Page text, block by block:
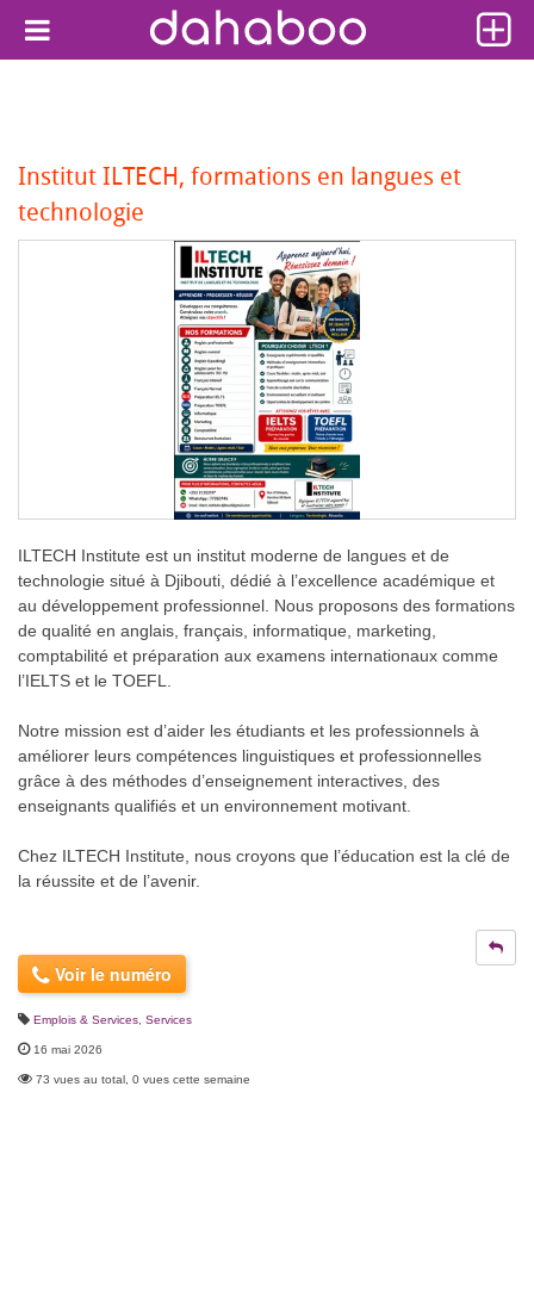
Institut ILTECH, formations en langues et
technologie
ILTECH Institute est un institut moderne de langues et de
technologie situé à Djibouti, dédié à l’excellence académique et
au développement professionnel. Nous proposons des formations
de qualité en anglais, français, informatique, marketing,
comptabilité et préparation aux examens internationaux comme
l’IELTS et le TOEFL.
Notre mission est d’aider les étudiants et les professionnels à
améliorer leurs compétences linguistiques et professionnelles
grâce à des méthodes d’enseignement interactives, des
enseignants qualifiés et un environnement motivant.
Chez ILTECH Institute, nous croyons que l’éducation est la clé de
la réussite et de l’avenir.
Voir le numéro
Emplois & Services Services
16 mai 2026
73 vues au total, 0 vues cette semaine